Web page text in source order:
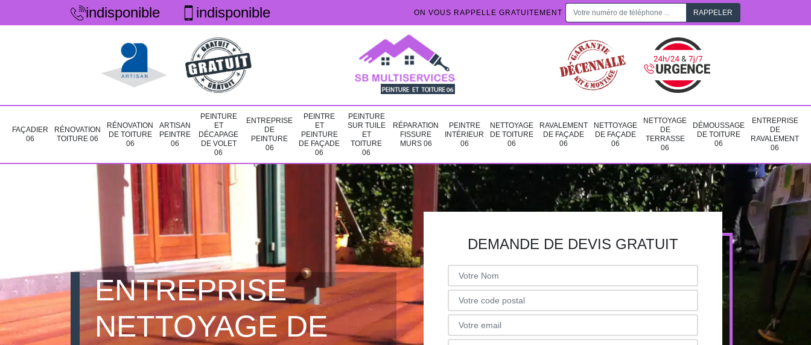
indisponible indisponible ON VOUS RAPPELLE GRATUITEMENT
FAÇADIER
06
RÉNOVATION
TOITURE 06
RÉNOVATION
DE TOITURE
06
ARTISAN
PEINTRE
06
PEINTURE
ET
DÉCAPAGE
DE VOLET
06
ENTREPRISE
DE
PEINTURE
06
PEINTRE
ET
PEINTURE
DE FAÇADE
06
PEINTURE
SUR TUILE
ET
TOITURE
06
RÉPARATION
FISSURE
MURS 06
PEINTRE
INTÉRIEUR
06
NETTOYAGE
DE TOITURE
06
RAVALEMENT
DE FAÇADE
06
NETTOYAGE
DE FAÇADE
06
NETTOYAGE
DE
TERRASSE
06
DÉMOUSSAGE
DE TOITURE
06
ENTREPRISE
DE
RAVALEMENT
06
ENTREPRISE
NETTOYAGE DE
DEMANDE DE DEVIS GRATUIT